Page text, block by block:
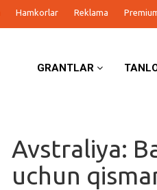
Hamkorlar Reklama
GRANTLAR
Avstraliya:
uchun